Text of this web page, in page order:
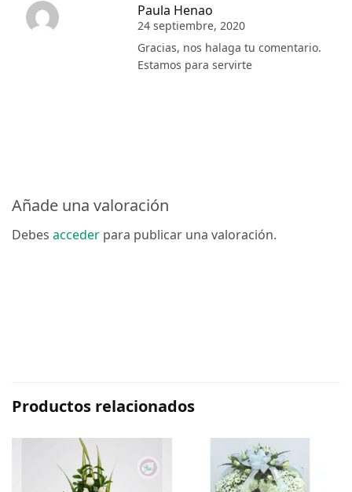
Paula Henao
24 septiembre, 2020
Gracias, nos halaga tu comentario.
Estamos para servirte
Añade una valoración
Debesacceder para publicar una valoración.
Productos relacionados